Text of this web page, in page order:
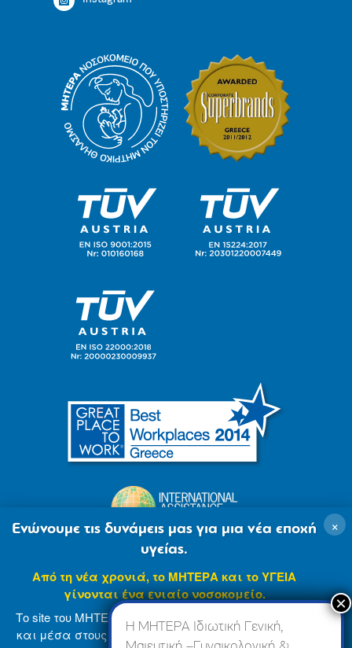
Η ΜΗΤΕΡΑ Ιδιωτική Γενική,
×
Ενώνουμε τις δυνάμεις μας για μια νέα εποχή
υγείας.
Από τη νέα χρονιά, το ΜΗΤΕΡΑ και το ΥΓΕΙΑ
γίνονται ένα ενιαίο νοσοκομείο.
Το site του ΜΗΤΕΡΑ βρίσκεται σε φάση ανανέωσης
και μέσα στους επόμενους μήνες θα ενσωματωθεί